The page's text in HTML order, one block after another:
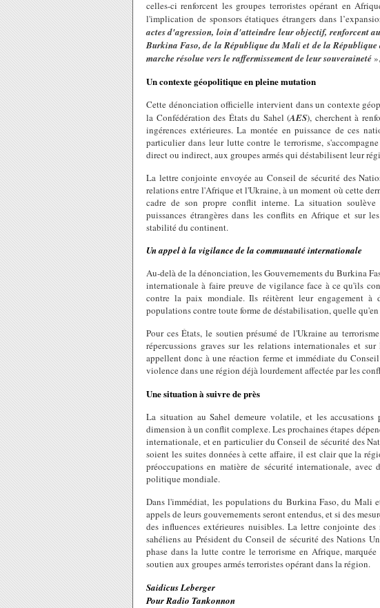
celles-ci renforcent les groupes terroristes opérant en
l'implication de sponsors étatiques étrangers dans
actes d'agression, loin d'atteindre leur objectif, renforcent
Burkina Faso, de la République du Mali et de la
marche résolue vers le raffermissement de leur souveraineté
Un contexte géopolitique en pleine mutation
Cette dénonciation officielle intervient dans un contexte
la Confédération des États du Sahel (AES), cherchent à
ingérences extérieures. La montée en puissance de ces
particulier dans leur lutte contre le terrorisme,
direct ou indirect, aux groupes armés qui déstabilisent leur
La lettre conjointe envoyée au Conseil de sécurité des
relations entre l'Afrique et l'Ukraine, à un moment où cette
cadre de son propre conflit interne. La situation
puissances étrangères dans les conflits en Afrique et sur
stabilité du continent.
Un appel à la vigilance de la communauté internationale
Au-delà de la dénonciation, les Gouvernements du Burkina
internationale à faire preuve de vigilance face à ce qu'ils
contre la paix mondiale. Ils réitèrent leur engagement à
populations contre toute forme de déstabilisation, quelle
Pour ces États, le soutien présumé de l'Ukraine au
répercussions graves sur les relations internationales et
appellent donc à une réaction ferme et immédiate du
violence dans une région déjà lourdement affectée par les
Une situation à suivre de près
La situation au Sahel demeure volatile, et les
dimension à un conflit complexe. Les prochaines étapes
internationale, et en particulier du Conseil de sécurité des
soient les suites données à cette affaire, il est clair que la
préoccupations en matière de sécurité internationale,
politique mondiale.
Dans l'immédiat, les populations du Burkina Faso, du Mali
appels de leurs gouvernements seront entendus, et si des
des influences extérieures nuisibles. La lettre conjointe
sahéliens au Président du Conseil de sécurité des Nations
phase dans la lutte contre le terrorisme en Afrique,
soutien aux groupes armés terroristes opérant dans la région.
Saidicus Leberger
Pour Radio Tankonnon